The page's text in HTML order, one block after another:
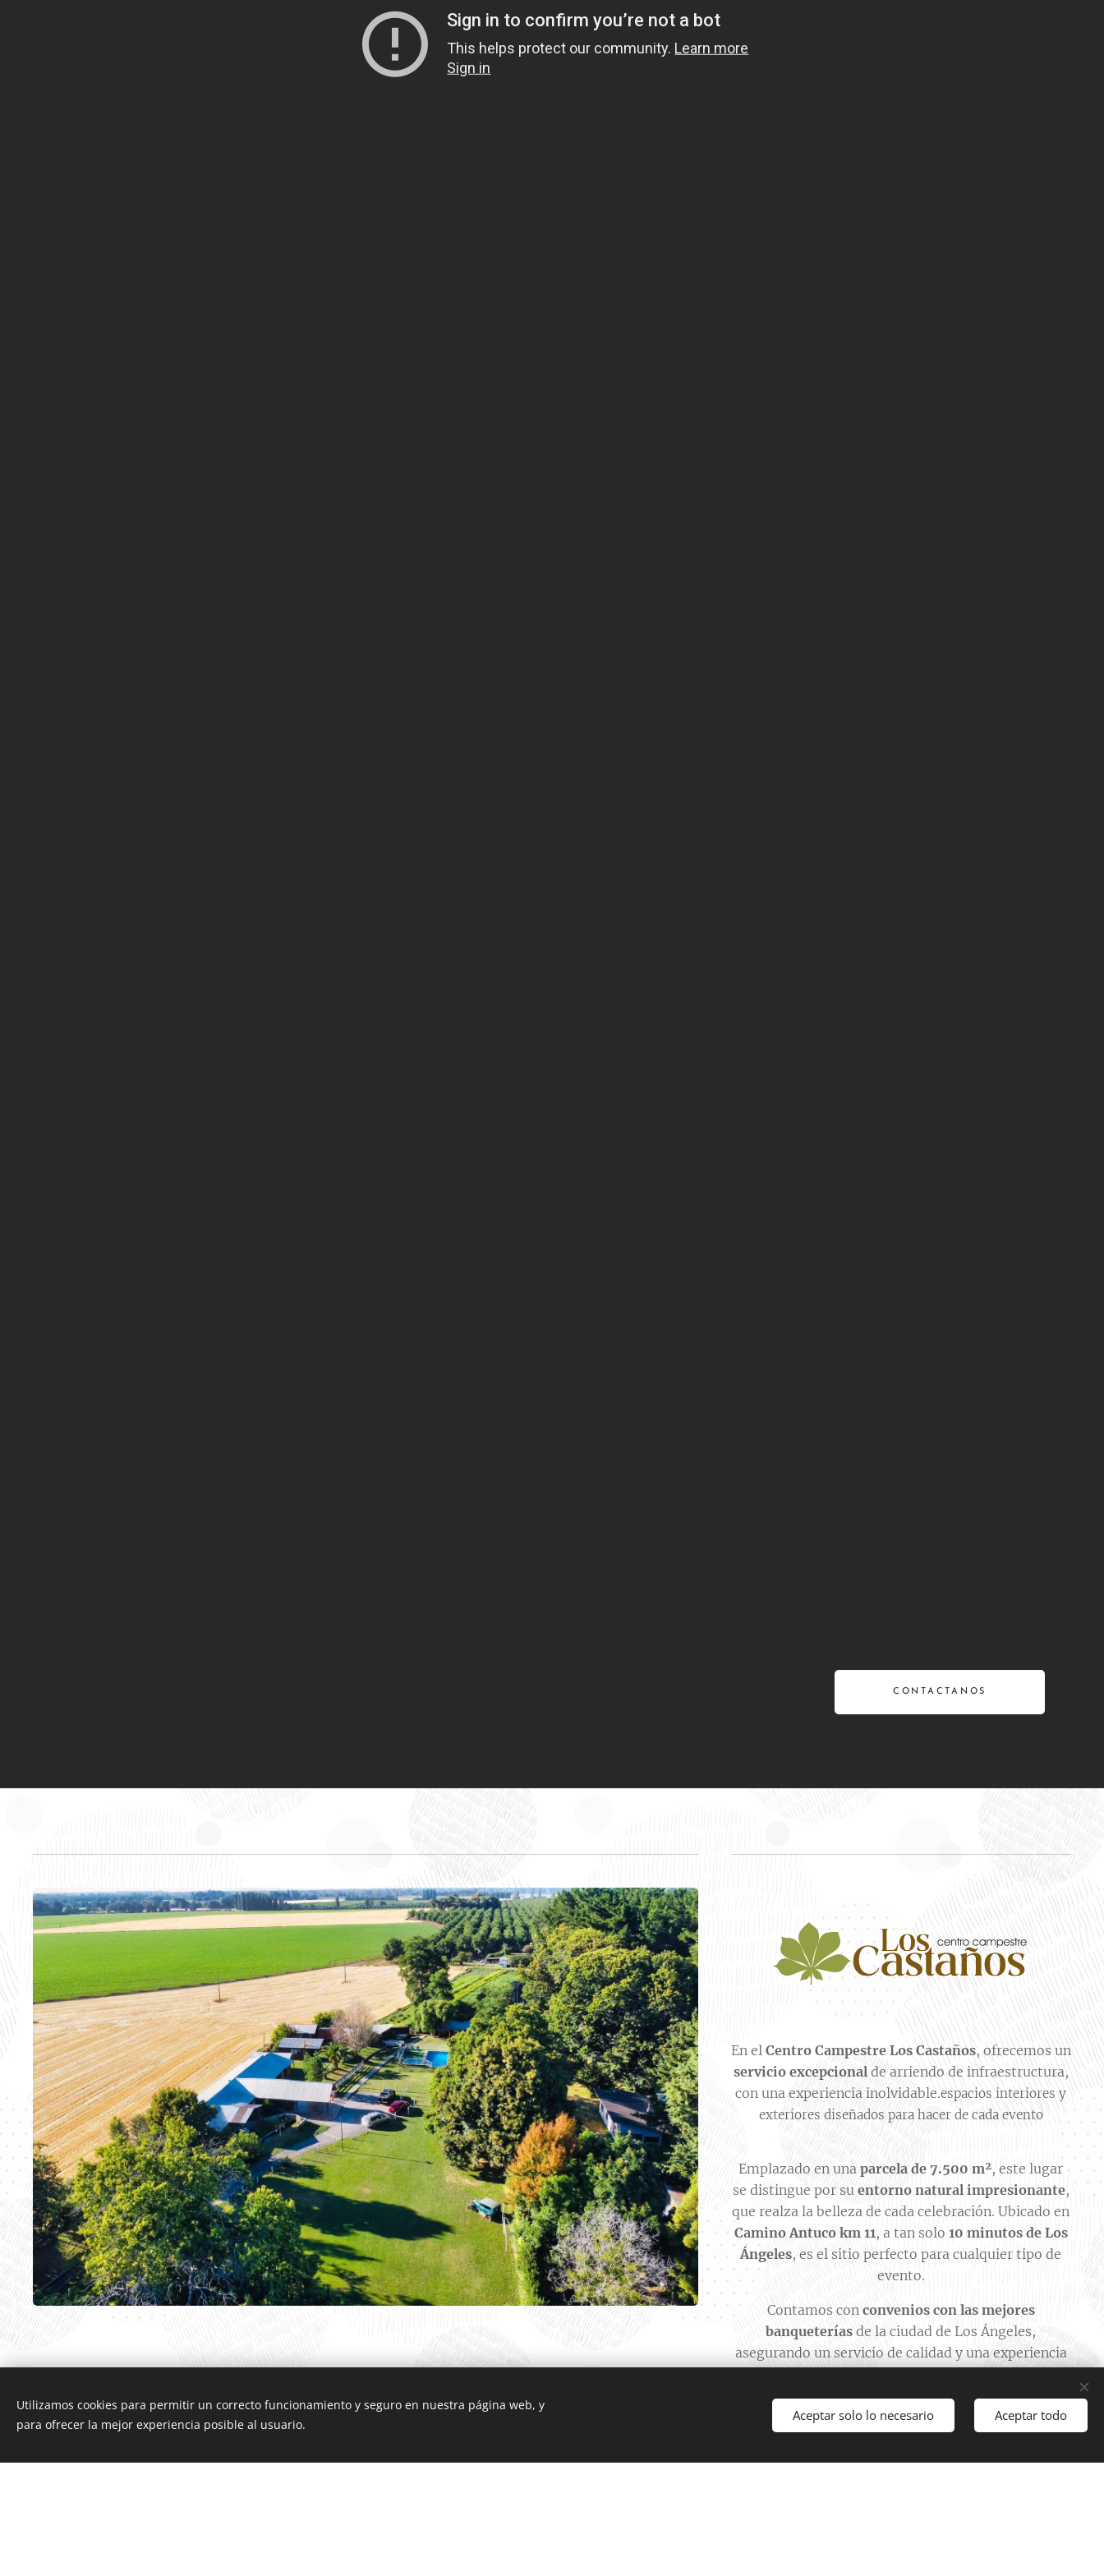
CONTACTANOS
En el Centro Campestre Los Castaños, ofrecemos un
servicio excepcionalde arriendo de infraestructura,
con una experiencia inolvidable.espacios interiores y
exteriores diseñados para hacer de cada evento
Emplazado en unaparcela de 7.500 m², este lugar
se distingue por su entorno natural impresionante,
que realza la belleza de cada celebración. Ubicado en
Camino Antuco km 11, a tan solo 10 minutos de Los
Ángeles, es el sitio perfecto para cualquier tipo de
evento.
Contamos con convenios con las mejores
banqueterías de la ciudad de Los Ángeles,
asegurando un servicio de calidad y una experiencia
Utilizamos cookies para permitir un correcto funcionamiento y seguro en nuestra página web, y
para ofrecer la mejor experiencia posible al usuario.
Aceptar solo lo necesario Aceptar todo